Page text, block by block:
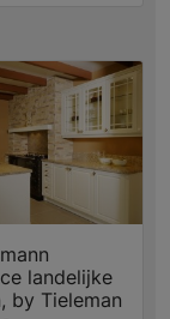
landelijke
by Tieleman